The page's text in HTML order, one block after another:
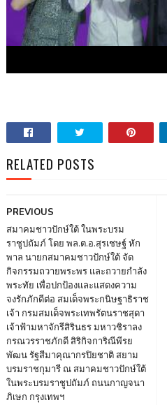
RELATED POSTS
PREVIOUS
สมาคมชาวปักษ์ใต้ ในพระบรม
ราชูปถัมภ์ โดย พล.ต.อ.สุรเชษฐ์ หัก
พาล นายกสมาคมชาวปักษ์ใต้ จัด
กิจกรรมถวายพระพร และถวายกำลัง
พระทัย เพื่อปกป้องและแสดงความ
จงรักภักดีต่อ สมเด็จพระกนิษฐาธิราช
เจ้า กรมสมเด็จพระเทพรัตนราชสุดา
เจ้าฟ้ามหาจักรีสิรินธร มหาวชิราลง
กรณวรราชภักดี สิริกิจการิณีพีรย
พัฒน รัฐสีมาคุณากรปิยชาติ สยาม
บรมราชกุมารี ณ สมาคมชาวปักษ์ใต้
ในพระบรมราชูปถัมภ์ ถนนกาญจนา
ภิเษก กรุงเทพฯ